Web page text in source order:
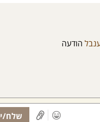
הודעה
שלח/י